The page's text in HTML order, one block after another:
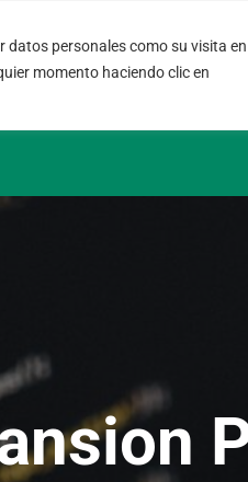
datos personales como su visita
momento haciendo clic en
info@fortinux.com